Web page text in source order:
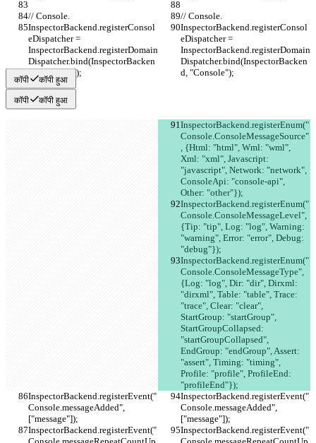
// Console.
// Console.
InspectorBackend.registerConsol
eDispatcher =
InspectorBackend.registerDomain
Dispatcher.bind(InspectorBacken
d, "Console");
InspectorBackend.registerConsol
eDispatcher =
InspectorBackend.registerDomain
Dispatcher.bind(InspectorBacken
d, "Console");
कॉपी कॉपी हुआ
कॉपी कॉपी हुआ
InspectorBackend.registerEnum("
Console.ConsoleMessageSource"
, {Html: "html", Wml: "wml",
Xml: "xml", Javascript:
"javascript", Network: "network",
ConsoleApi: "console-api",
Other: "other"});
InspectorBackend.registerEnum("
Console.ConsoleMessageLevel",
{Tip: "tip", Log: "log", Warning:
"warning", Error: "error", Debug:
"debug"});
InspectorBackend.registerEnum("
Console.ConsoleMessageType",
{Log: "log", Dir: "dir", Dirxml:
"dirxml", Table: "table", Trace:
"trace", Clear: "clear",
StartGroup: "startGroup",
StartGroupCollapsed:
"startGroupCollapsed",
EndGroup: "endGroup", Assert:
"assert", Timing: "timing",
Profile: "profile", ProfileEnd:
"profileEnd"});
InspectorBackend.registerEvent("
Console.messageAdded",
["message"]);
InspectorBackend.registerEvent("
Console.messageAdded",
["message"]);
InspectorBackend.registerEvent("
InspectorBackend.registerEvent("